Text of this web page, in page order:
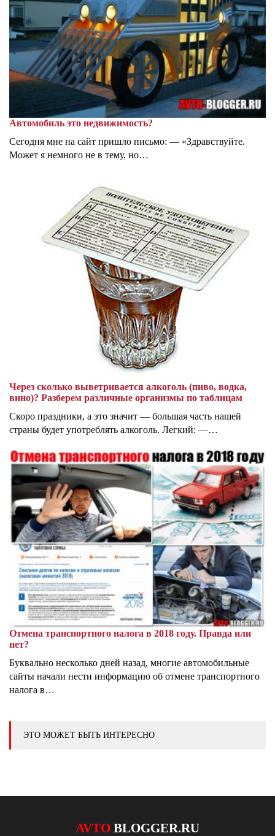
Автомобиль это недвижимость?
Сегодня мне на сайт пришло письмо: — «Здравствуйте.
Может я немного не в тему, но…
Через сколько выветривается алкоголь (пиво, водка,
вино)? Разберем различные организмы по таблицам
Скоро праздники, а это значит — большая часть нашей
страны будет употреблять алкоголь. Легкий: —…
Отмена транспортного налога в 2018 году. Правда или
нет?
Буквально несколько дней назад, многие автомобильные
сайты начали нести информацию об отмене транспортного
налога в…
ЭТО МОЖЕТ БЫТЬ ИНТЕРЕСНО
AVTO BLOGGER.RU